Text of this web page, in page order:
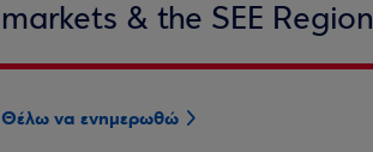
markets & the SEE Region
Θέλω να ενημερωθώ